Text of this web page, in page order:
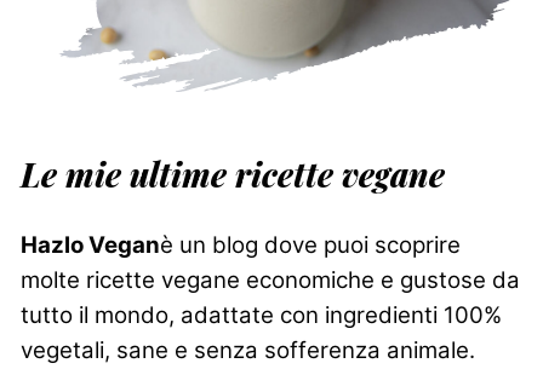
Le mie ultime ricette vegane
Hazlo Veganè un blog dove puoi scoprire
molte ricette vegane economiche e gustose da
tutto il mondo, adattate con ingredienti 100%
vegetali, sane e senza sofferenza animale.